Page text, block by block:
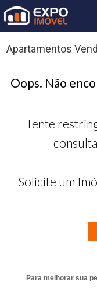
Apartamentos
Oops. Não
Tente
Solicite um
Para melhorar sua